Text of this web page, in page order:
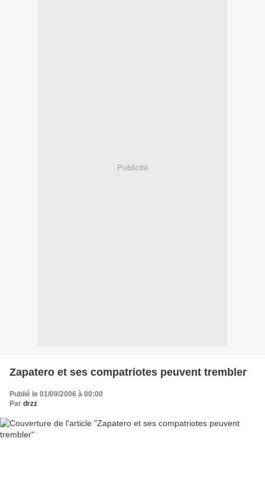
Publicité
Zapatero et ses compatriotes peuvent trembler
Publié le 01/09/2006 à 00:00
Par drzz